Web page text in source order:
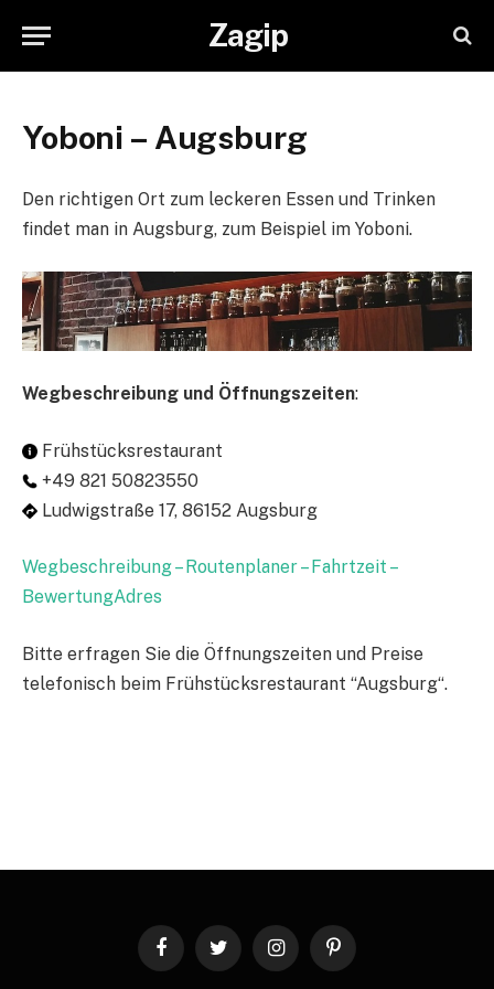
Zagip
Yoboni – Augsburg
Den richtigen Ort zum leckeren Essen und Trinken
findet man in Augsburg, zum Beispiel im Yoboni.
Wegbeschreibung und Öffnungszeiten:
Frühstücksrestaurant
+49 821 50823550
Ludwigstraße 17, 86152 Augsburg
Wegbeschreibung – Routenplaner – Fahrtzeit –
BewertungAdres
Bitte erfragen Sie die Öffnungszeiten und Preise
telefonisch beim Frühstücksrestaurant “Augsburg“.
FacebookTwitter InstagramPinterest